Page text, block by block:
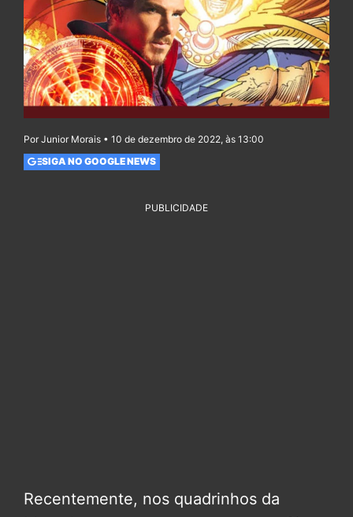
Por Junior Morais • 10 de dezembro de 2022, às 13:00
SIGA NO GOOGLE NEWS
PUBLICIDADE
Recentemente, nos quadrinhos da